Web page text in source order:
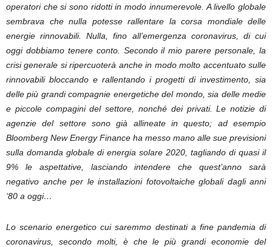
operatori che si sono ridotti in modo innumerevole. A livello globale
sembrava che nulla potesse rallentare la corsa mondiale delle
energie rinnovabili. Nulla, fino all’emergenza coronavirus, di cui
oggi dobbiamo tenere conto. Secondo il mio parere personale, la
crisi generale si ripercuoterà anche in modo molto accentuato sulle
rinnovabili bloccando e rallentando i progetti di investimento, sia
delle più grandi compagnie energetiche del mondo, sia delle medie
e piccole compagini del settore, nonché dei privati. Le notizie di
agenzie del settore sono già allineate in questo; ad esempio
Bloomberg New Energy Finance ha messo mano alle sue previsioni
sulla domanda globale di energia solare 2020, tagliando di quasi il
9% le aspettative, lasciando intendere che quest’anno sarà
negativo anche per le installazioni fotovoltaiche globali dagli anni
‘80 a oggi…
Lo scenario energetico cui saremmo destinati a fine pandemia di
coronavirus, secondo molti, è che le più grandi economie del